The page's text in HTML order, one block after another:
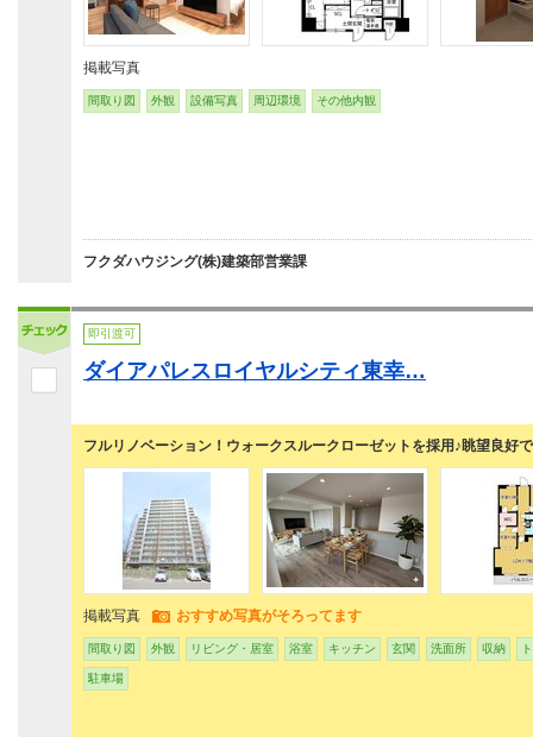
掲載写真
間取り図 外観 設備写真 周辺環境 その他内観
フクダハウジング(株)建築部営業課
即引渡可
ダイアパレスロイヤルシティ東幸…
フルリノベーション！ウォークスルークローゼットを採用♪眺望良好
掲載写真 おすすめ写真がそろってます
間取り図 外観 リビング・居室 浴室 キッチン 玄関 洗面所 収納
駐車場